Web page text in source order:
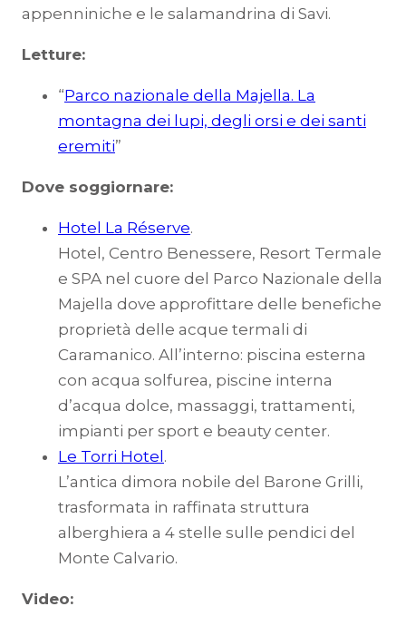
appenniniche e le salamandrina di Savi.
Letture:
“Parco nazionale della Majella. La
montagna dei lupi, degli orsi e dei santi
eremiti”
Dove soggiornare:
Hotel La Réserve.
Hotel, Centro Benessere, Resort Termale
e SPA nel cuore del Parco Nazionale della
Majella dove approfittare delle benefiche
proprietà delle acque termali di
Caramanico. All’interno: piscina esterna
con acqua solfurea, piscine interna
d’acqua dolce, massaggi, trattamenti,
impianti per sport e beauty center.
Le Torri Hotel .
L’antica dimora nobile del Barone Grilli,
trasformata in raffinata struttura
alberghiera a 4 stelle sulle pendici del
Monte Calvario.
Video: